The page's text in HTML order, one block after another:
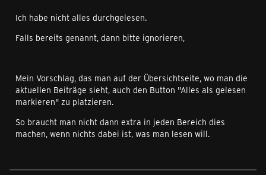
Ich habe nicht alles durchgelesen.
Falls bereits genannt, dann bitte ignorieren,
Mein Vorschlag, das man auf der Übersichtseite, wo man die
aktuellen Beiträge sieht, auch den Button "Alles als gelesen
markieren" zu platzieren.
So braucht man nicht dann extra in jeden Bereich dies
machen, wenn nichts dabei ist, was man lesen will.